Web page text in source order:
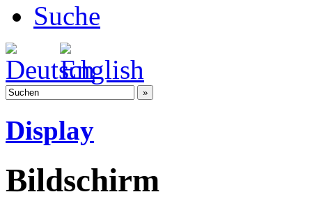
Suche
Display
Bildschirm